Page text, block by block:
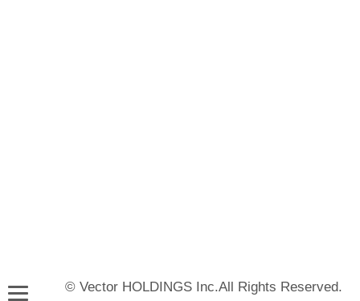
© Vector HOLDINGS Inc.All Rights Reserved.